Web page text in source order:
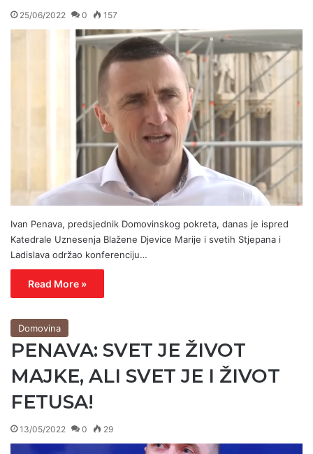
25/06/2022 0 157
Ivan Penava, predsjednik Domovinskog pokreta, danas je ispred
Katedrale Uznesenja Blažene Djevice Marije i svetih Stjepana i
Ladislava održao konferenciju…
Read More »
Domovina
PENAVA: SVET JE ŽIVOT
MAJKE, ALI SVET JE I ŽIVOT
FETUSA!
13/05/2022 0 29